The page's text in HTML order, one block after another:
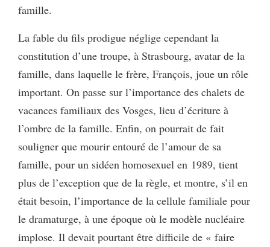
famille.
La fable du fils prodigue néglige cependant la
constitution d’une troupe, à Strasbourg, avatar de la
famille, dans laquelle le frère, François, joue un rôle
important. On passe sur l’importance des chalets de
vacances familiaux des Vosges, lieu d’écriture à
l’ombre de la famille. Enfin, on pourrait de fait
souligner que mourir entouré de l’amour de sa
famille, pour un sidéen homosexuel en 1989, tient
plus de l’exception que de la règle, et montre, s’il en
était besoin, l’importance de la cellule familiale pour
le dramaturge, à une époque où le modèle nucléaire
implose. Il devait pourtant être difficile de « faire